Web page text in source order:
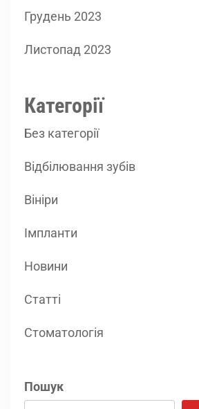
Грудень 2023
Листопад 2023
Категорії
Без категорії
Відбілювання зубів
Вініри
Імпланти
Новини
Статті
Стоматологія
Пошук